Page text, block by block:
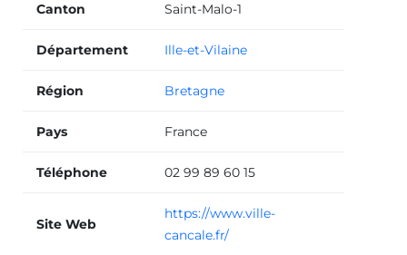
Canton Saint-Malo-1
Département Ille-et-Vilaine
Région Bretagne
Pays France
Téléphone 02 99 89 60 15
Site Web
https://www.ville-
cancale.fr/